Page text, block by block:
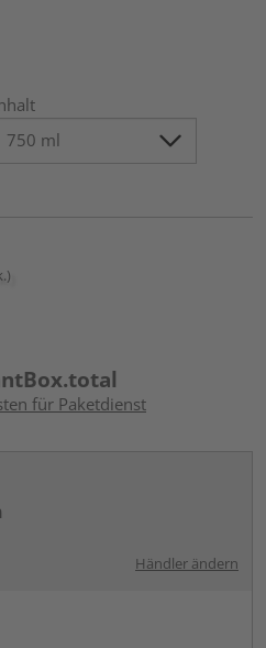
für Paketdienst
Händler ändern